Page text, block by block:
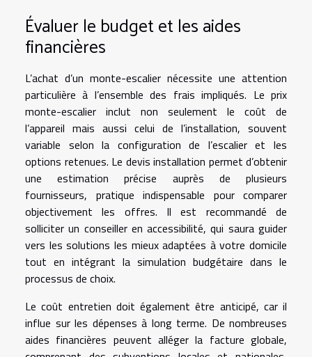
Évaluer le budget et les aides
financières
L’achat d’un monte-escalier nécessite une attention
particulière à l’ensemble des frais impliqués. Le prix
monte-escalier inclut non seulement le coût de
l’appareil mais aussi celui de l’installation, souvent
variable selon la configuration de l’escalier et les
options retenues. Le devis installation permet d’obtenir
une estimation précise auprès de plusieurs
fournisseurs, pratique indispensable pour comparer
objectivement les offres. Il est recommandé de
solliciter un conseiller en accessibilité, qui saura guider
vers les solutions les mieux adaptées à votre domicile
tout en intégrant la simulation budgétaire dans le
processus de choix.
Le coût entretien doit également être anticipé, car il
influe sur les dépenses à long terme. De nombreuses
aides financières peuvent alléger la facture globale,